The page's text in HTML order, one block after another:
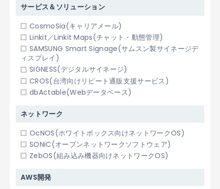
サービス＆ソリューション
CosmoSia(キャリアメール)
Linkit／Linkit Maps(チャット・動態管理)
SAMSUNG Smart Signage(サムスン製サイネージデ
ィスプレイ)
SIGNESS(デジタルサイネージ)
CROS(台湾向けリピート通販支援サービス)
dbActable(Webデータベース)
ネットワーク
OcNOS(ホワイトボックス向けネットワークOS)
SONiC(オープンネットワークソフトウェア)
ZebOS(組み込み機器向けネットワークOS)
AWS開発